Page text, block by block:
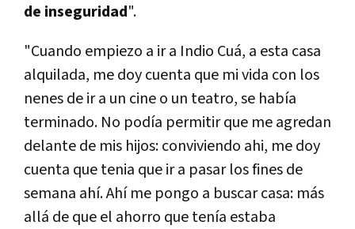
de inseguridad".
"Cuando empiezo a ir a Indio Cuá, a esta casa
alquilada, me doy cuenta que mi vida con los
nenes de ir a un cine o un teatro, se había
terminado. No podía permitir que me agredan
delante de mis hijos: conviviendo ahi, me doy
cuenta que tenia que ir a pasar los fines de
semana ahí. Ahí me pongo a buscar casa: más
allá de que el ahorro que tenía estaba